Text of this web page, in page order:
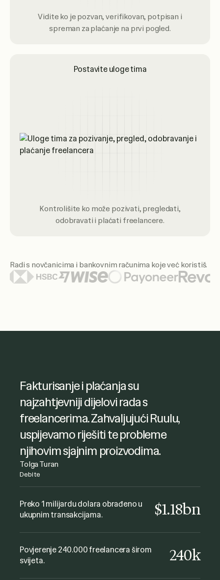
Vidite ko je pozvan, verifikovan, potpisan i
spreman za plaćanje na prvi pogled.
Postavite uloge tima
Kontrolišite ko može pozivati, pregledati,
odobravati i plaćati freelancere.
Radi s novčanicima i bankovnim računima koje već koristiš.
Ruul mi je omogućio jednostavan
pristup fakturama freelancera i
efikasno upravljanje uplatama.
Također sam vrlo zadovoljna načinom
na koji su moji upiti riješeni.
Joanna Dworniczak
kyu Collective
Fakturisanje i plaćanja su
najzahtjevniji dijelovi rada s
freelancerima. Zahvaljujući Ruulu,
uspijevamo riješiti te probleme
njihovim sjajnim proizvodima.
Tolga Turan
Debite
Ovo je vrlo zgodan način plaćanja
freelancera, bilo je lako i
nekomplikovano. Sjajna usluga i
podrška! Definitivno preporučujem!
Fabio Minuzzi
The Gate Music
Preko 1 milijardu dolara obrađeno u
ukupnim transakcijama.
$1.18bn
Povjerenje 240.000 freelancera širom
svijeta.
240k